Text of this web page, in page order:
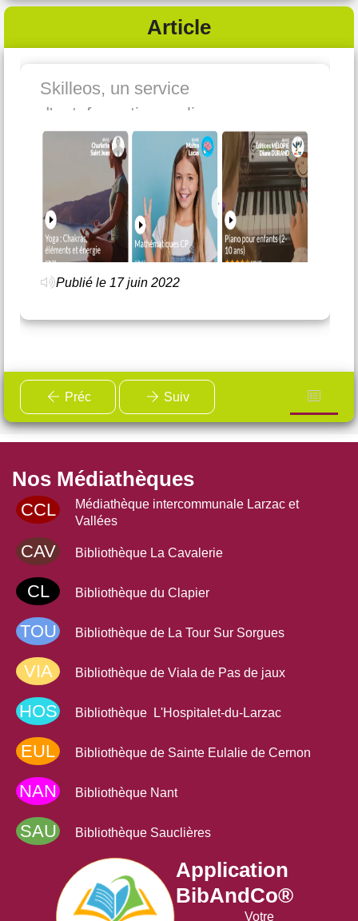
Article
Skilleos, un service
d'autoformation en ligne
Découvrez Skilleos
un
service d'autoformation
en ligne
médiathèque Larzac & Vallées, vous permet de
suivre un large choix de formations.
Découvrez des milliers de cours interactifs sur
tous vos sujets préférés :
développement personnel, soutien scolaire,
les goûts !
Publié le 17 juin 2022
Préc Suiv
Nos Médiathèques
CCL
Médiathèque intercommunale Larzac et
Vallées
CAV Bibliothèque La Cavalerie
CL Bibliothèque du Clapier
TOU Bibliothèque de La Tour Sur Sorgues
VIA Bibliothèque de Viala de Pas de jaux
HOS Bibliothèque L'Hospitalet-du-Larzac
EUL Bibliothèque de Sainte Eulalie de Cernon
NAN Bibliothèque Nant
SAU Bibliothèque Sauclières
Application
BibAndCo®
Votre